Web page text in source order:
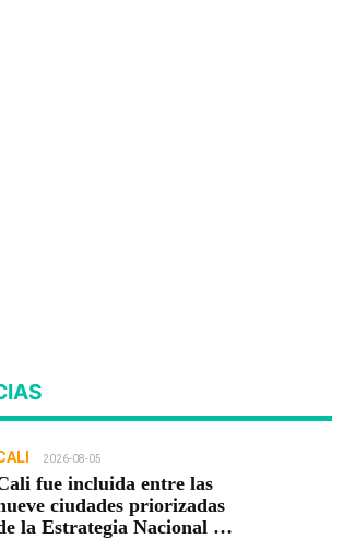
2026-08-05
fue incluida entre las
ciudades priorizadas
la Estrategia Nacional de